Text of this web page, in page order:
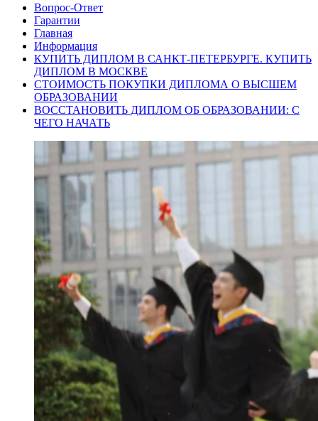
Вопрос-Ответ
Гарантии
Главная
Информация
КУПИТЬ ДИПЛОМ В САНКТ-ПЕТЕРБУРГЕ. КУПИТЬ
ДИПЛОМ В МОСКВЕ
СТОИМОСТЬ ПОКУПКИ ДИПЛОМА О ВЫСШЕМ
ОБРАЗОВАНИИ
ВОССТАНОВИТЬ ДИПЛОМ ОБ ОБРАЗОВАНИИ: С
ЧЕГО НАЧАТЬ